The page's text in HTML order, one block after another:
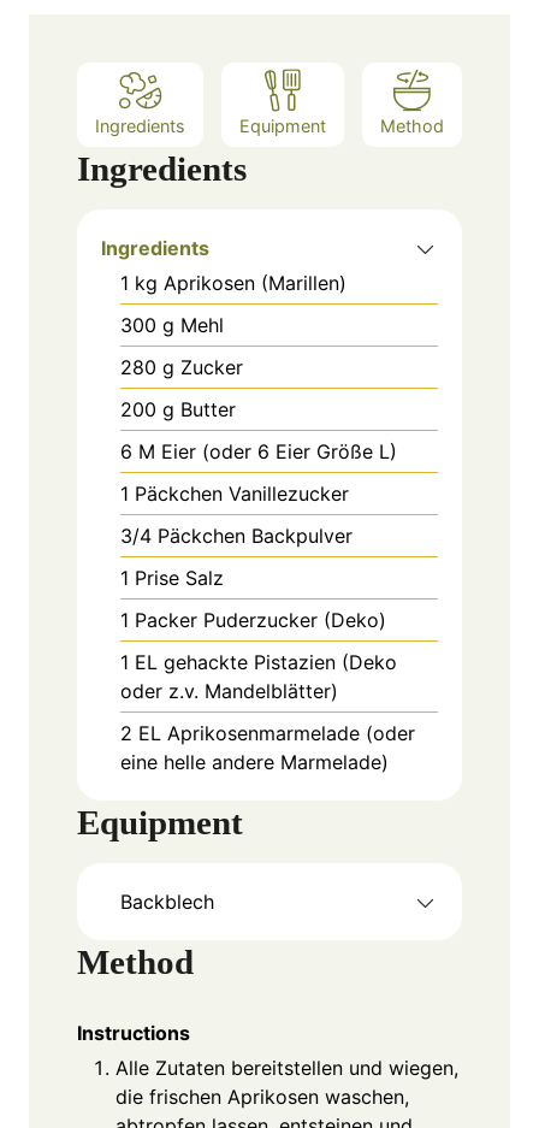
Ingredients Equipment Method
Ingredients
Ingredients
1 kg Aprikosen (Marillen)
300 g Mehl
280 g Zucker
200 g Butter
6 M Eier (oder 6 Eier Größe L)
1 Päckchen Vanillezucker
3/4 Päckchen Backpulver
1 Prise Salz
1 Packer Puderzucker (Deko)
1 EL gehackte Pistazien (Deko
oder z.v. Mandelblätter)
2 EL Aprikosenmarmelade (oder
eine helle andere Marmelade)
Equipment
Backblech
Method
Instructions
Alle Zutaten bereitstellen und wiegen,
die frischen Aprikosen waschen,